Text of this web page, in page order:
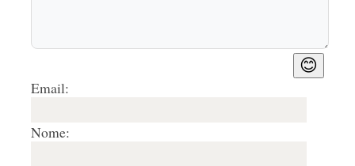
😊
Email:
Nome: